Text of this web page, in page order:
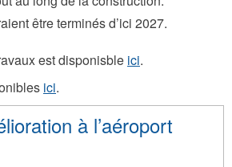
être terminés d’ici 2027.
est disponisble ici.
ici.
à l’aéroport